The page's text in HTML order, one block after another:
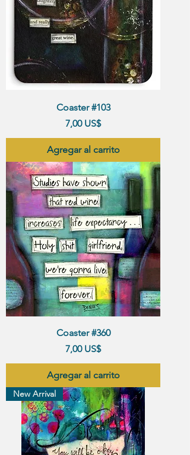
Coaster #103
Precio
7,00 US$
Agregar al carrito
Coaster #360
Precio
7,00 US$
Agregar al carrito
New Arrival